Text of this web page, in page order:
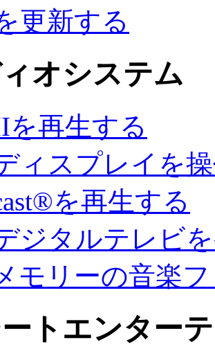
更新する
オシステム
を再生する
ィスプレイを
を再生する
ジタルテレビ
モリーの音楽
トエンター